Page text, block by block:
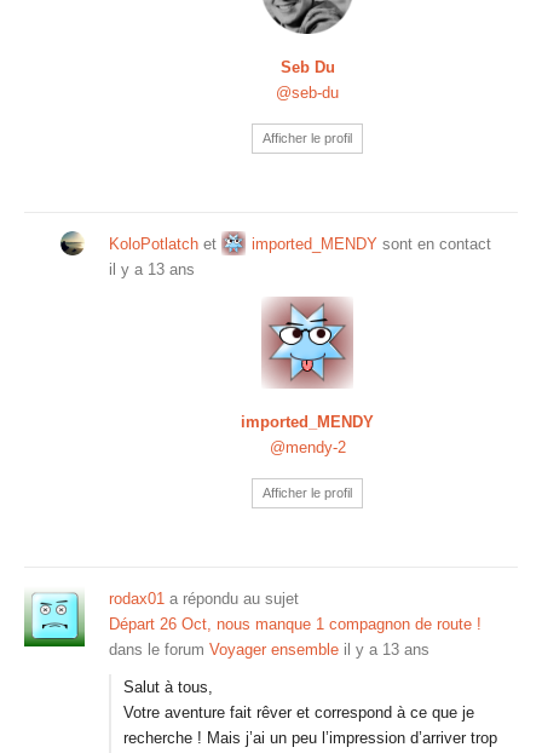
Seb Du
@seb-du
Afficher le profil
KoloPotlatch et imported_MENDY sont en contact
il y a 13 ans
imported_MENDY
@mendy-2
Afficher le profil
rodax01 a répondu au sujet
Départ 26 Oct, nous manque 1 compagnon de route !
dans le forum Voyager ensemble il y a 13 ans
Salut à tous,
Votre aventure fait rêver et correspond à ce que je
recherche ! Mais j’ai un peu l’impression d’arriver trop